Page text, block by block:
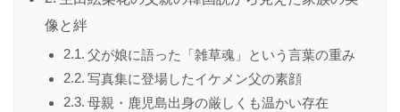
像と絆
父が娘に語った「雑草魂」という言葉の重み
写真集に登場したイケメン父の素顔
母親・鹿児島出身の厳しくも温かい存在